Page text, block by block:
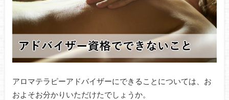
アロマテラピーアドバイザーにできることについては、お
およそお分かりいただけたでしょうか。